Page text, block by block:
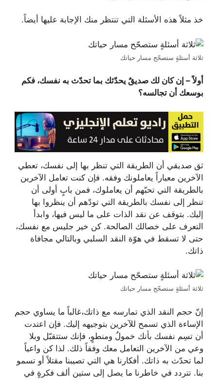
خذ مثلاً هذه الأسئلة التي تنتظر منك الإجابة عليها أيضاً.
ثلاثة أسئلةٍ ستصحّح مسار حياتك
أولاً – إن كان لك صديقٌ يحدّثك بما تحدّث به نفسك، فكم
بوسعك أن تجالسه؟
ثق صديقي أن الطريقة التي تنظر بها إلى نفسك، تعطي
الآخرين معياراً يعاملونك وفقه. فإن كنت تعامل الآخرين
بالطريقة التي تحبّهم أن يعاملوك، فمن بابٍ أولى أن
تنظر إلى نفسك بالطريقة التي تودّهم أن ينظروا بها
إليك. بتوقف عن نقد الذات على ما ليس فيها، وابدأ
التعرف على خصالك الصالحة. كن خير جليس مع نفسك،
حتى لا تسقط في هوّة النقد السلبي وبالتالي مجافاة
ذاتك.
ثلاثة أسئلةٍ ستصحّح مسار حياتك
إنّ حجم النقد الذي تمارسه مع ذاتك،غالباً ما يساوي حجم
الإساءة الذي تسمح للآخرين بتوجيهه إليك. فإن اعتدت
أن تسِم نفسك بأنك خمولٌ ومنطوٍ، فإنك ستتقبّل وبلا
وعي من الآخرين التعامل معك وفقاً ذلك. لذا كن واعياً
لما تحدّث به ذاتك. أفكارنا هي التي تصيبنا مقتلاً أو تسمو
بنا. تتردد في خاطرنا ما يصل إلى ستين ألف فكرةٍ في